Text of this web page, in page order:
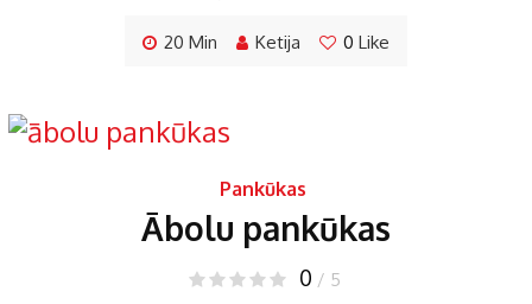
20 Min Ketija 0 Like
Pankūkas
Ābolu pankūkas
0 / 5